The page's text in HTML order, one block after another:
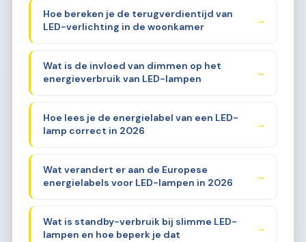
Hoe bereken je de terugverdientijd van
LED-verlichting in de woonkamer
→
Wat is de invloed van dimmen op het
energieverbruik van LED-lampen
→
Hoe lees je de energielabel van een LED-
lamp correct in 2026
→
Wat verandert er aan de Europese
energielabels voor LED-lampen in 2026
→
Wat is standby-verbruik bij slimme LED-
lampen en hoe beperk je dat
→